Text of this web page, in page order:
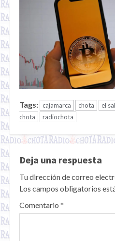
Tags: cajamarca chota el
chota
radiochota
Deja una respuesta
Tu dirección de correo
Los campos obligatorios
Comentario *